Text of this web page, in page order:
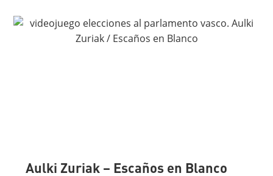
Aulki Zuriak – Escaños en Blanco